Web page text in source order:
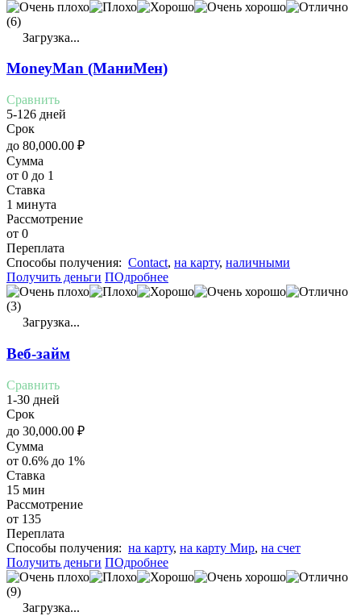
(6)
Загрузка...
MoneyMan (МаниМен)
Сравнить
5-126 дней
Срок
до 80,000.00 ₽
Сумма
от 0 до 1
Ставка
1 минута
Рассмотрение
от 0
Переплата
Cпособы получения: Contact, на карту, наличными
Получить деньги ПОдробнее
(3)
Загрузка...
Веб-займ
Сравнить
1-30 дней
Срок
до 30,000.00 ₽
Сумма
от 0.6% до 1%
Ставка
15 мин
Рассмотрение
от 135
Переплата
Cпособы получения: на карту, на карту Мир, на счет
Получить деньги ПОдробнее
(9)
Загрузка...